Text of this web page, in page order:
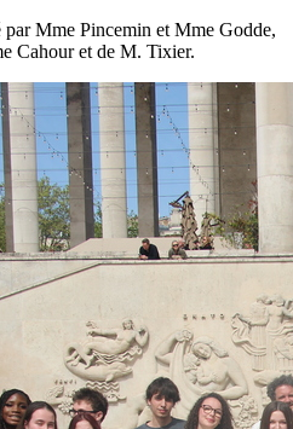
Mme Pincemin et Mme Godde,
Cahour et de M. Tixier.